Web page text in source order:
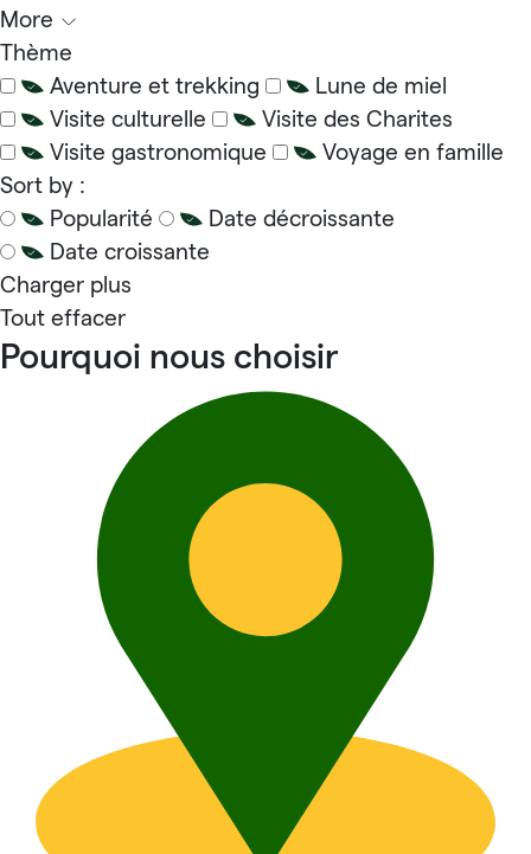
More
Thème
Aventure et trekking
Lune de miel
Visite culturelle
Visite des Charites
Visite gastronomique
Voyage en famille
Sort by :
Popularité
Date décroissante
Date croissante
Charger plus
Tout effacer
Pourquoi nous choisir